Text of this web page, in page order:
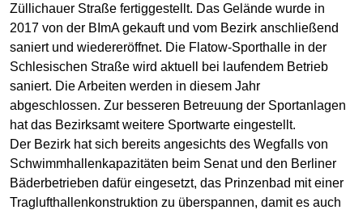
Züllichauer Straße fertiggestellt. Das Gelände wurde in
2017 von der BImA gekauft und vom Bezirk anschließend
saniert und wiedereröffnet. Die Flatow-Sporthalle in der
Schlesischen Straße wird aktuell bei laufendem Betrieb
saniert. Die Arbeiten werden in diesem Jahr
abgeschlossen. Zur besseren Betreuung der Sportanlagen
hat das Bezirksamt weitere Sportwarte eingestellt.
Der Bezirk hat sich bereits angesichts des Wegfalls von
Schwimmhallenkapazitäten beim Senat und den Berliner
Bäderbetrieben dafür eingesetzt, das Prinzenbad mit einer
Traglufthallenkonstruktion zu überspannen, damit es auch